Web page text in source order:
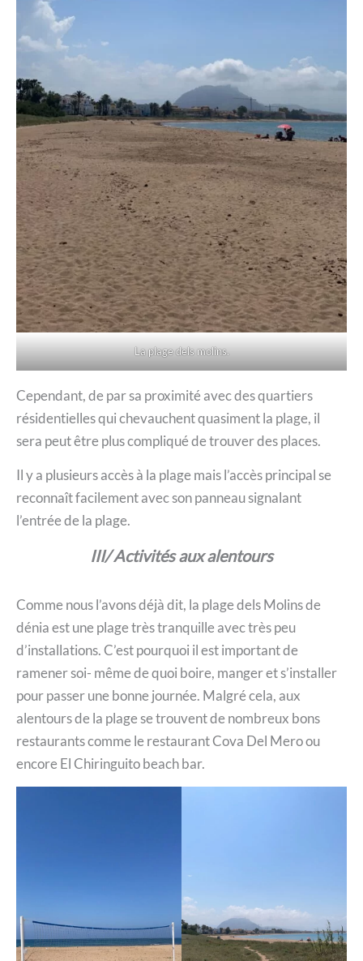
La plage dels molins.
Cependant, de par sa proximité avec des quartiers
résidentielles qui chevauchent quasiment la plage, il
sera peut être plus compliqué de trouver des places.
Il y a plusieurs accès à la plage mais l’accès principal se
reconnaît facilement avec son panneau signalant
l’entrée de la plage.
III/ Activités aux alentours
Comme nous l’avons déjà dit, la plage dels Molins de
dénia est une plage très tranquille avec très peu
d’installations. C’est pourquoi il est important de
ramener soi- même de quoi boire, manger et s’installer
pour passer une bonne journée. Malgré cela, aux
alentours de la plage se trouvent de nombreux bons
restaurants comme le restaurant Cova Del Mero ou
encore El Chiringuito beach bar.